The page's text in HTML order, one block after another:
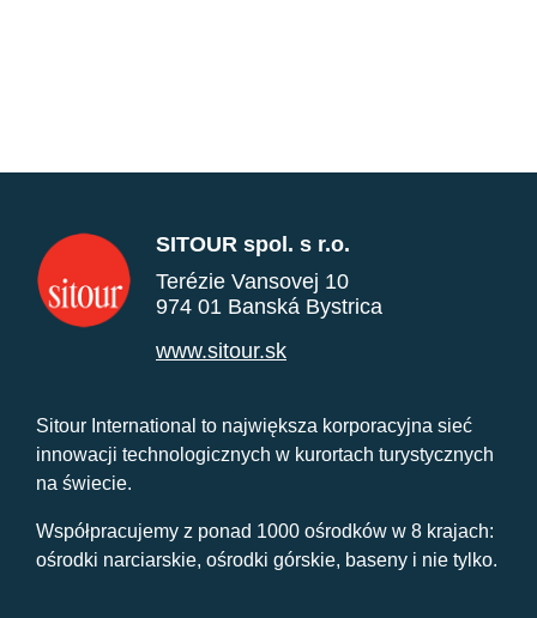
SITOUR spol. s r.o.
Terézie Vansovej 10
974 01 Banská Bystrica
www.sitour.sk
Sitour International to największa korporacyjna sieć
innowacji technologicznych w kurortach turystycznych
na świecie.
Współpracujemy z ponad 1000 ośrodków w 8 krajach:
ośrodki narciarskie, ośrodki górskie, baseny i nie tylko.